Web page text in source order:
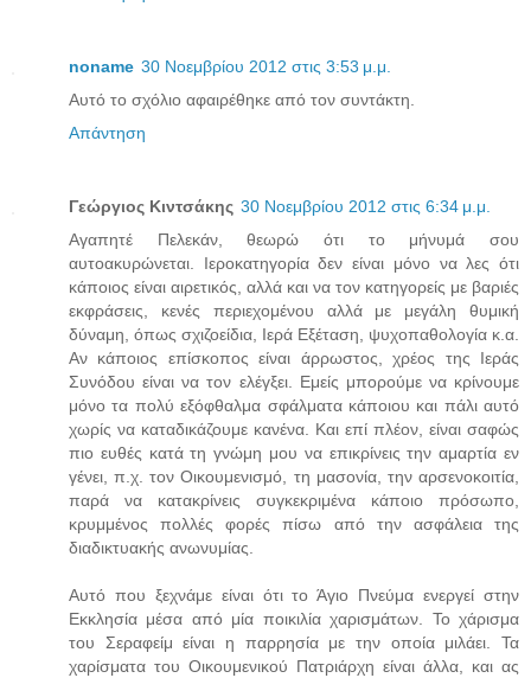
noname 30 Νοεμβρίου 2012 στις 3:53 μ.μ.
Αυτό το σχόλιο αφαιρέθηκε από τον συντάκτη.
Απάντηση
Γεώργιος Κιντσάκης 30 Νοεμβρίου 2012 στις 6:34 μ.μ.
Αγαπητέ Πελεκάν, θεωρώ ότι το μήνυμά σου
αυτοακυρώνεται. Ιεροκατηγορία δεν είναι μόνο να λες ότι
κάποιος είναι αιρετικός, αλλά και να τον κατηγορείς με βαριές
εκφράσεις, κενές περιεχομένου αλλά με μεγάλη θυμική
δύναμη, όπως σχιζοείδια, Ιερά Εξέταση, ψυχοπαθολογία κ.α.
Αν κάποιος επίσκοπος είναι άρρωστος, χρέος της Ιεράς
Συνόδου είναι να τον ελέγξει. Εμείς μπορούμε να κρίνουμε
μόνο τα πολύ εξόφθαλμα σφάλματα κάποιου και πάλι αυτό
χωρίς να καταδικάζουμε κανένα. Και επί πλέον, είναι σαφώς
πιο ευθές κατά τη γνώμη μου να επικρίνεις την αμαρτία εν
γένει, π.χ. τον Οικουμενισμό, τη μασονία, την αρσενοκοιτία,
παρά να κατακρίνεις συγκεκριμένα κάποιο πρόσωπο,
κρυμμένος πολλές φορές πίσω από την ασφάλεια της
διαδικτυακής ανωνυμίας.
Αυτό που ξεχνάμε είναι ότι το Άγιο Πνεύμα ενεργεί στην
Εκκλησία μέσα από μία ποικιλία χαρισμάτων. Το χάρισμα
του Σεραφείμ είναι η παρρησία με την οποία μιλάει. Τα
χαρίσματα του Οικουμενικού Πατριάρχη είναι άλλα, και ας